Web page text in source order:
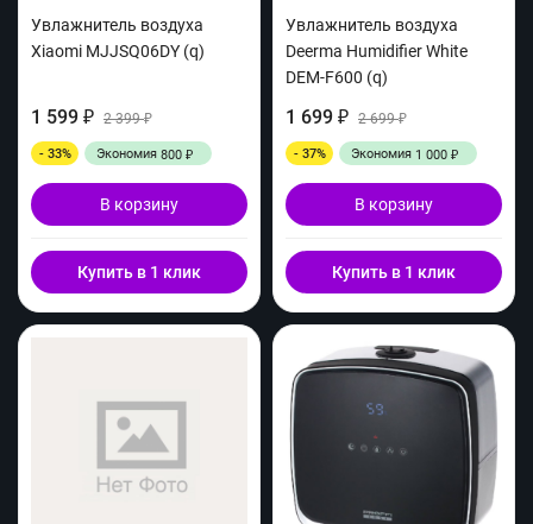
Увлажнитель воздуха
Xiaomi MJJSQ06DY (q)
1 599 ₽ 2 399₽
- 33% Экономия 800 ₽
В корзину
Купить в 1 клик
Увлажнитель воздуха
Deerma Humidifier White
DEM-F600 (q)
1 699 ₽ 2 699₽
- 37% Экономия 1 000 ₽
В корзину
Купить в 1 клик